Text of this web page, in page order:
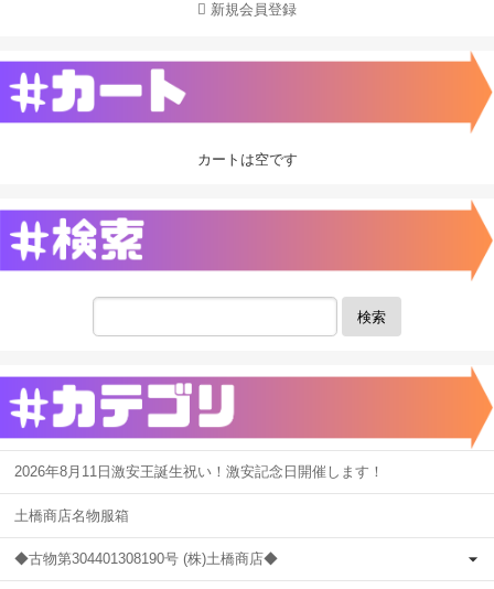
新規会員登録
カートは空です
検索
2026年8月11日激安王誕生祝い！激安記念日開催します！
土橋商店名物服箱
◆古物第304401308190号 (株)土橋商店◆